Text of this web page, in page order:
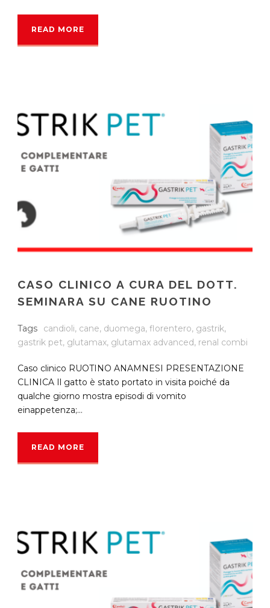
READ MORE
CASO CLINICO A CURA DEL DOTT.
SEMINARA SU CANE RUOTINO
Tags candioli, cane, duomega, florentero, gastrik,
gastrik pet, glutamax, glutamax advanced, renal combi
Caso clinico RUOTINO ANAMNESI PRESENTAZIONE
CLINICA Il gatto è stato portato in visita poiché da
qualche giorno mostra episodi di vomito
einappetenza;...
READ MORE